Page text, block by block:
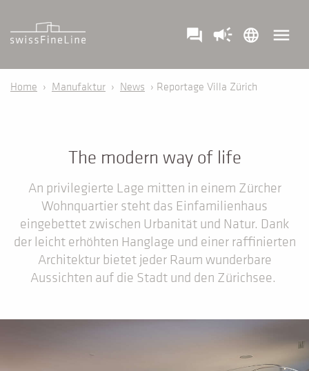
question_answer campaign language menu
Home › Manufaktur › News › Reportage Villa Zürich
The modern way of life
An privilegierte Lage mitten in einem Zürcher
Wohnquartier steht das Einfamilienhaus
eingebettet zwischen Urbanität und Natur. Dank
der leicht erhöhten Hanglage und einer raffinierten
Architektur bietet jeder Raum wunderbare
Aussichten auf die Stadt und den Zürichsee.